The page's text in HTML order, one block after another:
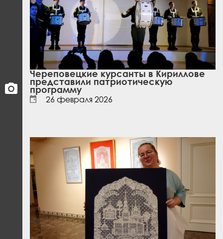
Череповецкие курсанты в Кириллове
представили патриотическую
программу
26 февраля 2026